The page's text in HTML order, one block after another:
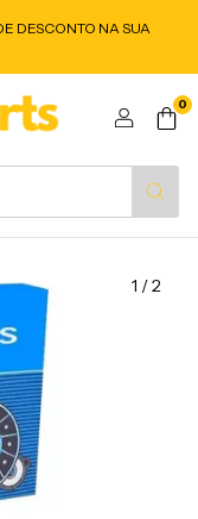
DESCONTO NA SUA
0
1 /2